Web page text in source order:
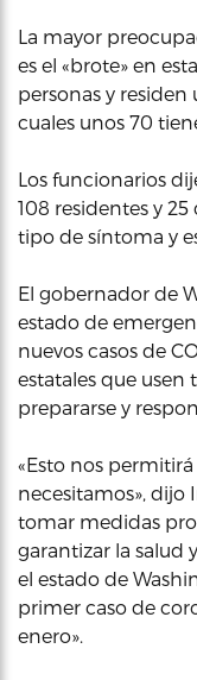
La mayor
es el «brote» en
personas y
cuales unos 70
Los funcionarios
108 residentes y
tipo de síntoma y
El gobernador de
estado de
nuevos casos de
estatales que usen
prepararse y
«Esto nos
necesitamos», dijo
tomar medidas
garantizar la salud
el estado de
primer caso de
enero».